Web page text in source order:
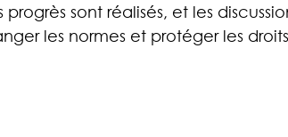
sont réalisés, et les
les normes et protéger les droits